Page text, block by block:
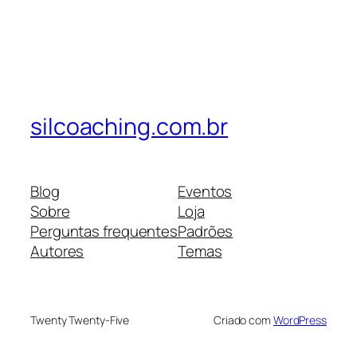
silcoaching.com.br
Blog
Sobre
Perguntas frequentes
Autores
Eventos
Loja
Padrões
Temas
Twenty Twenty-Five Criado com WordPress